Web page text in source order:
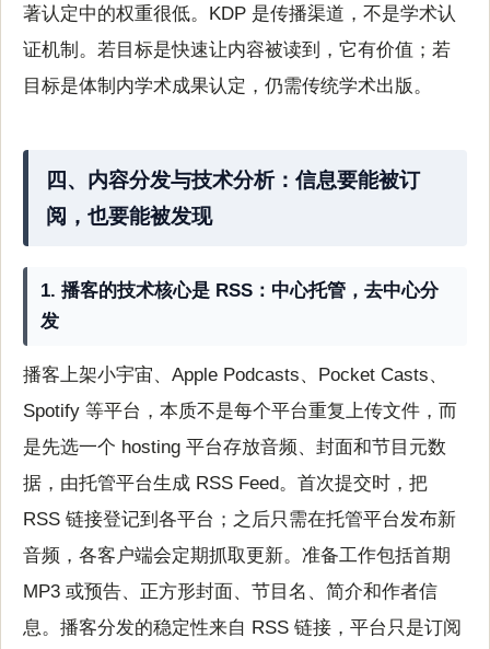
著认定中的权重很低。KDP 是传播渠道，不是学术认
证机制。若目标是快速让内容被读到，它有价值；若
目标是体制内学术成果认定，仍需传统学术出版。
四、内容分发与技术分析：信息要能被订
阅，也要能被发现
1. 播客的技术核心是 RSS：中心托管，去中心分
发
播客上架小宇宙、Apple Podcasts、Pocket Casts、
Spotify 等平台，本质不是每个平台重复上传文件，而
是先选一个 hosting 平台存放音频、封面和节目元数
据，由托管平台生成 RSS Feed。首次提交时，把
RSS 链接登记到各平台；之后只需在托管平台发布新
音频，各客户端会定期抓取更新。准备工作包括首期
MP3 或预告、正方形封面、节目名、简介和作者信
息。播客分发的稳定性来自 RSS 链接，平台只是订阅